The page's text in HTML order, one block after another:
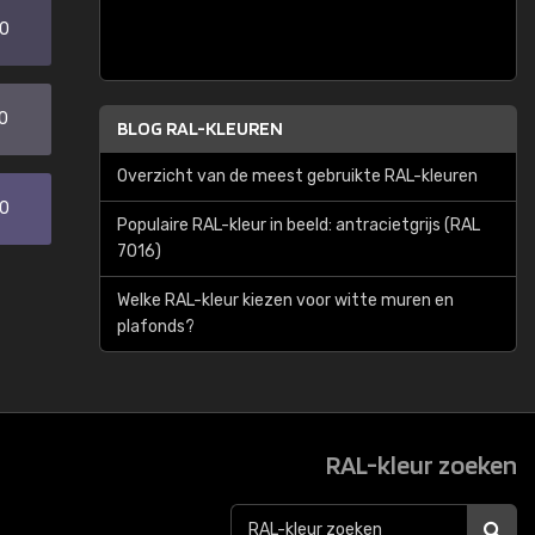
BLOG RAL-KLEUREN
Overzicht van de meest gebruikte RAL-kleuren
Populaire RAL-kleur in beeld: antracietgrijs (RAL
7016)
Welke RAL-kleur kiezen voor witte muren en
plafonds?
RAL-kleur zoeken